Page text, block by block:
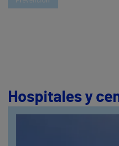
Hospitales y